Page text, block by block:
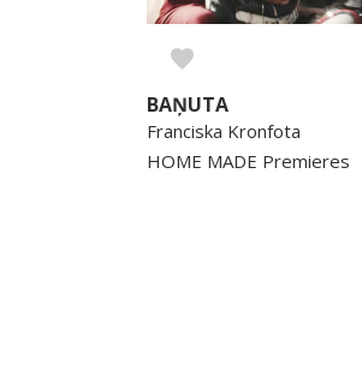
BAŅUTA
Franciska Kronfota
HOME MADE Premieres